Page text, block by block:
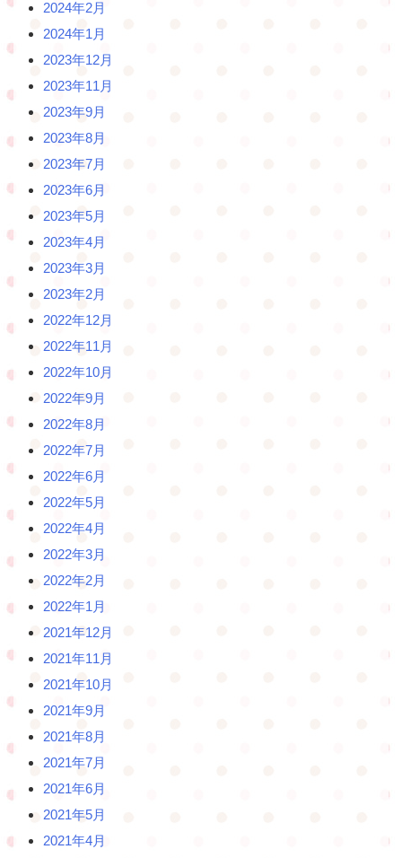
2024年2月
2024年1月
2023年12月
2023年11月
2023年9月
2023年8月
2023年7月
2023年6月
2023年5月
2023年4月
2023年3月
2023年2月
2022年12月
2022年11月
2022年10月
2022年9月
2022年8月
2022年7月
2022年6月
2022年5月
2022年4月
2022年3月
2022年2月
2022年1月
2021年12月
2021年11月
2021年10月
2021年9月
2021年8月
2021年7月
2021年6月
2021年5月
2021年4月